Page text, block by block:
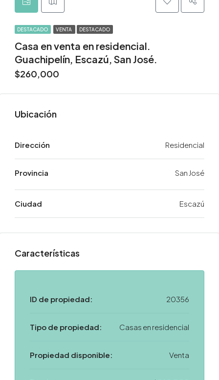
DESTACADO VENTA DESTACADO
Casa en venta en residencial.
Guachipelín, Escazú, San José.
$260,000
Dirección Residencial
San José
Ciudad Escazú
ID de propiedad: 20356
Tipo de propiedad: Casas en residencial
Propiedad disponible: Venta